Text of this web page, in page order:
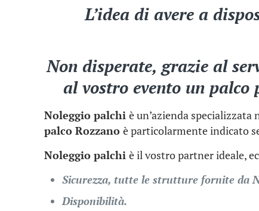
L’idea di avere a
Non disperate, grazie al
al vostro evento un palco
Noleggio palchiè un’azienda
palco Rozzanoè particolarmente indicato
Noleggio palchiè il vostro partner ideale,
Sicurezza, tutte le strutture fornite da
Disponibilità.